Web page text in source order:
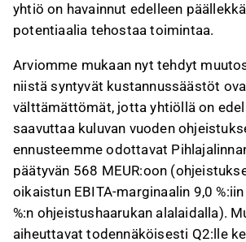
yhtiö on havainnut edelleen
potentiaalia tehostaa toimintaa.
Arviomme mukaan nyt tehdyt
niistä syntyvät kustannussäästöt
välttämättömät, jotta yhtiöllä on
saavuttaa kuluvan vuoden
ennusteemme odottavat
päätyvän 568 MEUR:oon
oikaistun EBITA-marginaalin 9,0
%:n ohjeistushaarukan alalaidalla).
aiheuttavat todennäköisesti Q2:lle